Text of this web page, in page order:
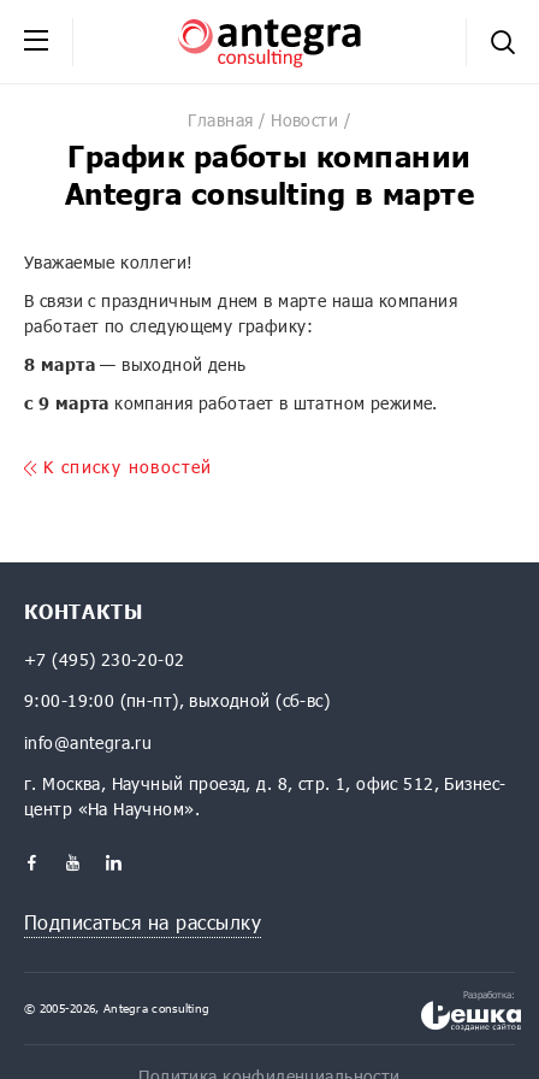
+7 (495) 230-20-02
обратная связь
Главная Новости
График работы компании
Antegra consulting в марте
Уважаемые коллеги!
В связи с праздничным днем в марте наша компания
работает по следующему графику:
8 марта— выходной день
с 9 марта компания работает в штатном режиме.
K списку новостей
КОНТАКТЫ
+7 (495) 230-20-02
9:00-19:00 (пн-пт), выходной (сб-вс)
info@antegra.ru
г. Москва, Научный проезд, д. 8, стр. 1, офис 512, Бизнес-
центр «На Научном».
Подписаться на рассылку
© 2005-2026, Antegra consulting
Разработка: